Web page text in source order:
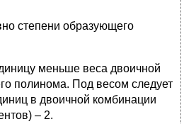
степени образующего
меньше веса двоичной
полинома. Под весом следует
в двоичной комбинации
– 2.